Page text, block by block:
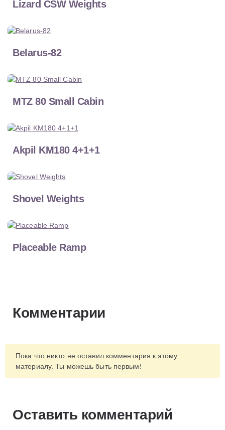
Lizard CSW Weights
Belarus-82
MTZ 80 Small Cabin
Akpil KM180 4+1+1
Shovel Weights
Placeable Ramp
Комментарии
Пока что никто не оставил комментария к этому
материалу. Ты можешь быть первым!
Оставить комментарий